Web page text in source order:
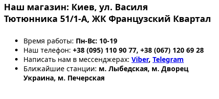
Наш магазин: Киев, ул. Василя
Тютюнника 51/1-А, ЖК Французский Квартал
Время работы: Пн-Вс: 10-19
Наш телефон: +38 (095) 110 90 77, +38 (067) 120 69 28
Написать нам в мессенджерах: Viber, Telegram
Ближайшие станции: м. Лыбедская, м. Дворец
Украина, м. Печерская